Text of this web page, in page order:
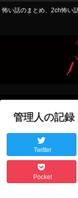
怖い話のまとめ、2ch怖い
管理人の記録
Twitter
Pocket